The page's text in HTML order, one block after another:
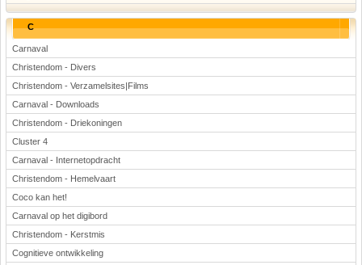
C
Carnaval
Christendom - Divers
Christendom - Verzamelsites|Films
Carnaval - Downloads
Christendom - Driekoningen
Cluster 4
Carnaval - Internetopdracht
Christendom - Hemelvaart
Coco kan het!
Carnaval op het digibord
Christendom - Kerstmis
Cognitieve ontwikkeling